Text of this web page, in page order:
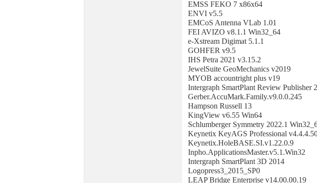
EMSS FEKO 7 x86x64
ENVI v5.5
EMCoS Antenna VLab 1.01
FEI AVIZO v8.1.1 Win32_64
e-Xstream Digimat 5.1.1
GOHFER v9.5
IHS Petra 2021 v3.15.2
JewelSuite GeoMechanics v2019
MYOB accountright plus v19
Intergraph SmartPlant Review Publisher
Gerber.AccuMark.Family.v9.0.0.245
Hampson Russell 13
KingView v6.55 Win64
Schlumberger Symmetry 2022.1
Keynetix KeyAGS Professional
Keynetix.HoleBASE.SI.v1.22.0.9
Inpho.ApplicationsMaster.v5.1.Win32
Intergraph SmartPlant 3D 2014
Logopress3_2015_SP0
LEAP Bridge Enterprise v14.00.00.19